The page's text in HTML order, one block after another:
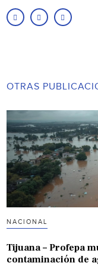
OTRAS
NACIONAL
Tijuana – Profepa
contaminación de